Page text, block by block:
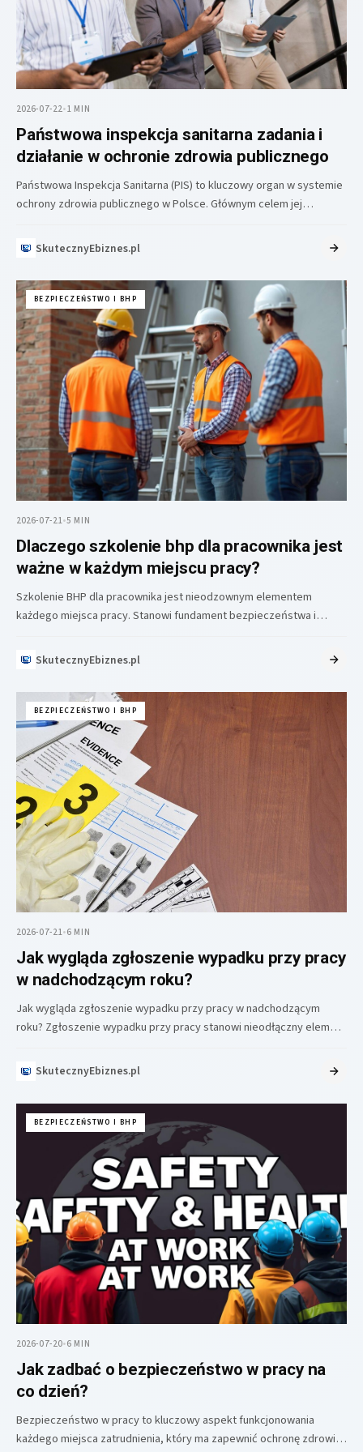
2026-07-22•1 MIN
Państwowa inspekcja sanitarna zadania i
działanie w ochronie zdrowia publicznego
Państwowa Inspekcja Sanitarna (PIS) to kluczowy organ w systemie
ochrony zdrowia publicznego w Polsce. Głównym celem jej
SkutecznyEbiznes.pl
BEZPIECZEŃSTWO I BHP
2026-07-21•5 MIN
Dlaczego szkolenie bhp dla pracownika jest
ważne w każdym miejscu pracy?
Szkolenie BHP dla pracownika jest nieodzownym elementem
każdego miejsca pracy. Stanowi fundament bezpieczeństwa i
SkutecznyEbiznes.pl
BEZPIECZEŃSTWO I BHP
2026-07-21•6 MIN
Jak wygląda zgłoszenie wypadku przy pracy
w nadchodzącym roku?
Jak wygląda zgłoszenie wypadku przy pracy w nadchodzącym
roku? Zgłoszenie wypadku przy pracy stanowi nieodłączny element
SkutecznyEbiznes.pl
BEZPIECZEŃSTWO I BHP
2026-07-20•6 MIN
Jak zadbać o bezpieczeństwo w pracy na
co dzień?
Bezpieczeństwo w pracy to kluczowy aspekt funkcjonowania
każdego miejsca zatrudnienia, który ma zapewnić ochronę zdrowia i